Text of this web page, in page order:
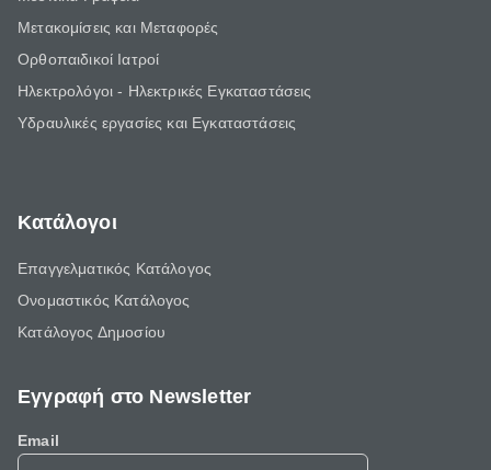
Μετακομίσεις και Μεταφορές
Ορθοπαιδικοί Ιατροί
Ηλεκτρολόγοι - Ηλεκτρικές Εγκαταστάσεις
Υδραυλικές εργασίες και Εγκαταστάσεις
Κατάλογοι
Επαγγελματικός Κατάλογος
Ονομαστικός Κατάλογος
Κατάλογος Δημοσίου
Εγγραφή στο Newsletter
Email